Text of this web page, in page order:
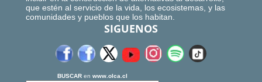
que estén al servicio de la vida, los ecosistemas, y las
comunidades y pueblos que los habitan.
SIGUENOS
BUSCAR en www.olca.cl